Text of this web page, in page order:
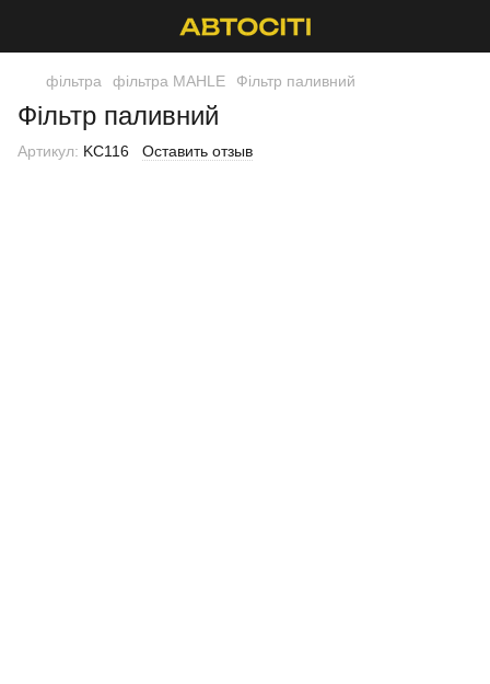
фільтра фільтра MAHLE Фільтр паливний
Фільтр паливний
Артикул: KC116 Оставить отзыв